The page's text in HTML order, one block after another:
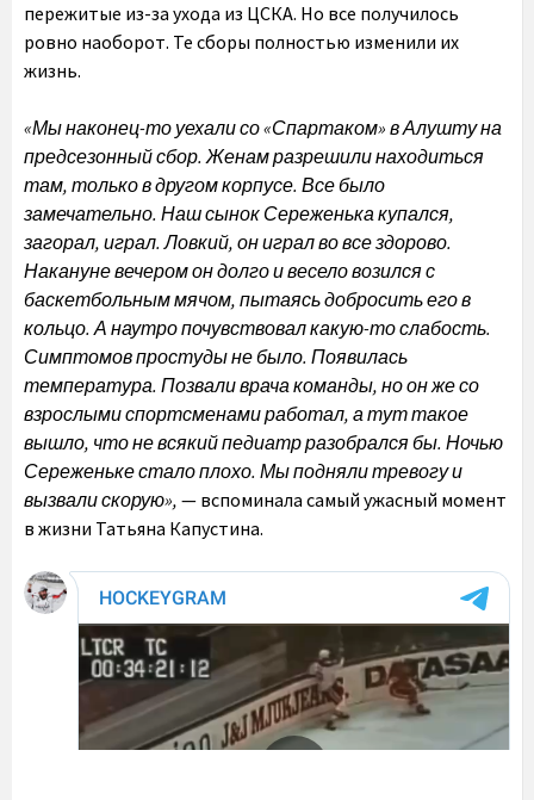
пережитые из-за ухода из ЦСКА. Но все получилось
ровно наоборот. Те сборы полностью изменили их
жизнь.
«Мы наконец-то уехали со «Спартаком» в Алушту на
предсезонный сбор. Женам разрешили находиться
там, только в другом корпусе. Все было
замечательно. Наш сынок Сереженька купался,
загорал, играл. Ловкий, он играл во все здорово.
Накануне вечером он долго и весело возился с
баскетбольным мячом, пытаясь добросить его в
кольцо. А наутро почувствовал какую-то слабость.
Симптомов простуды не было. Появилась
температура. Позвали врача команды, но он же со
взрослыми спортсменами работал, а тут такое
вышло, что не всякий педиатр разобрался бы. Ночью
Сереженьке стало плохо. Мы подняли тревогу и
вызвали скорую», — вспоминала самый ужасный момент
в жизни Татьяна Капустина.